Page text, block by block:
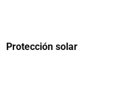
Protección solar